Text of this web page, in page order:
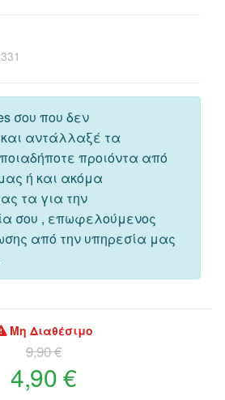
σου που δεν
και αντάλλαξέ τα
προιόντα από
ή και ακόμα
τα για την
σου , επωφελούμενος
από την υπηρεσία μας
Μη Διαθέσιμο
9,90 €
4,90 €